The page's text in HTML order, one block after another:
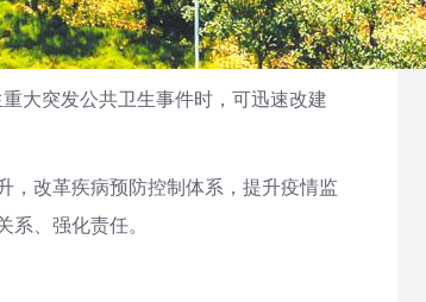
大突发公共卫生事件时，可迅速改建
，改革疾病预防控制体系，提升疫情监
、强化责任。